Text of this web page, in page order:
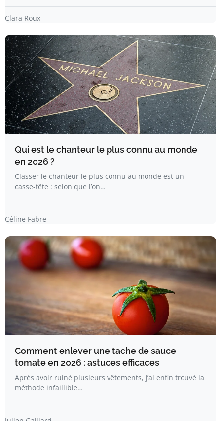
Clara Roux
Qui est le chanteur le plus connu au monde
en 2026 ?
Classer le chanteur le plus connu au monde est un
casse-tête : selon que l’on…
Céline Fabre
Comment enlever une tache de sauce
tomate en 2026 : astuces efficaces
Après avoir ruiné plusieurs vêtements, j’ai enfin trouvé la
méthode infaillible…